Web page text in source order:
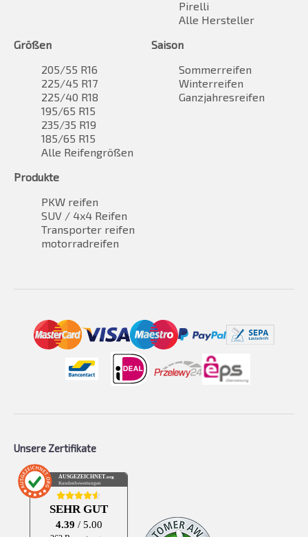
Pirelli
Alle Hersteller
Größen
205/55 R16
225/45 R17
225/40 R18
195/65 R15
235/35 R19
185/65 R15
Alle Reifengrößen
Saison
Sommerreifen
Winterreifen
Ganzjahresreifen
Produkte
PKW reifen
SUV / 4x4 Reifen
Transporter reifen
motorradreifen
Unsere Zertifikate
AUSGEZEICHNET .org
Kundenbewertungen
SEHR GUT
4.39 / 5.00